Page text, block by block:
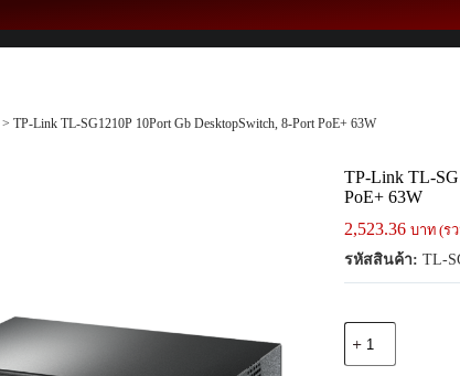
> TP-Link TL-SG1210P 10Port Gb DesktopSwitch, 8-Port PoE+ 63W
TP-Link TL-
PoE+ 63W
2,523.36 บาท (ร
รหัสสินค้า: TL-